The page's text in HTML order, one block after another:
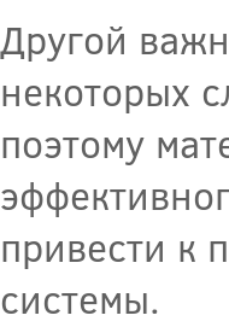
Другой
некоторых
поэтому
привести к
системы.